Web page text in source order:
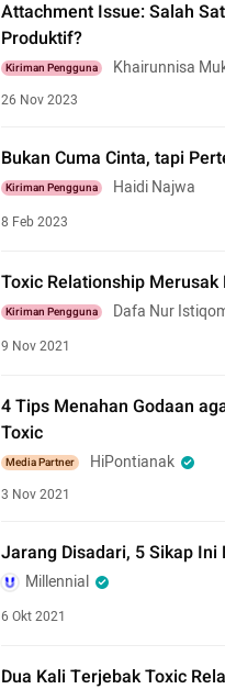
Attachment Issue: Salah
Produktif?
Kiriman Pengguna Khairunnisa
26 Nov 2023
Bukan Cuma Cinta, tapi
Kiriman Pengguna Haidi Najwa
8 Feb 2023
Toxic Relationship
Kiriman Pengguna Dafa Nur
9 Nov 2021
4 Tips Menahan Godaan
Toxic
Media Partner HiPontianak
3 Nov 2021
Jarang Disadari, 5 Sikap
Millennial
6 Okt 2021
Dua Kali Terjebak Toxic